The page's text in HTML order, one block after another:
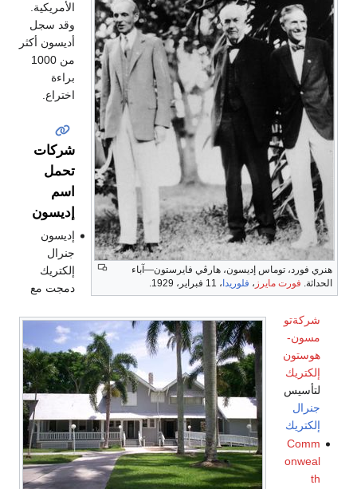
هنري فورد، توماس إديسون، هارڤي فايرستون—آباء
الحداثة. فورت مايرز ، فلوريدا ، 11 فبراير، 1929.
الأمريكية.
وقد سجل
أديسون أكثر
من 1000
براءة
اختراع.
شركات
تحمل
اسم
إديسون
إديسون
جنرال
إلكتريك
دمجت مع
شركةتو
مسون-
هوستون
إلكتريك
لتأسيس
جنرال
إلكتريك
Comm
onweal
th